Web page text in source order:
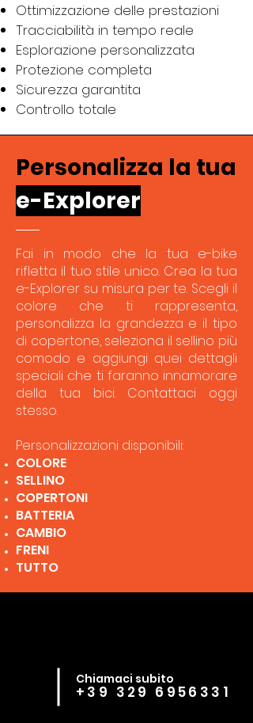
Ottimizzazione delle prestazioni
Tracciabilità in tempo reale
Esplorazione personalizzata
Protezione completa
Sicurezza garantita
Controllo totale
Personalizza la tua
e-Explorer
Fai in modo che la tua e-bike
rifletta il tuo stile unico. Crea la tua
e-Explorer su misura per te. Scegli il
colore che ti rappresenta,
personalizza la grandezza e il tipo
di copertone, seleziona il sellino più
comodo e aggiungi quei dettagli
speciali che ti faranno innamorare
della tua bici. Contattaci oggi
stesso.
Personalizzazioni disponibili:
COLORE
SELLINO
COPERTONI
BATTERIA
CAMBIO
FRENI
TUTTO
+39 329 6956331
Chiamaci subito